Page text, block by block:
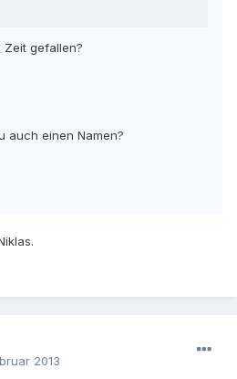
Zeit gefallen?
auch einen Namen?
2013